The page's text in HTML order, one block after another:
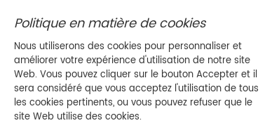
Nouvelles
Usine
Laboratoire
Information de l'entreprise
Se joindre à nous
Département des ventes
Politique en matière de cookies
Nous utiliserons des cookies pour personnaliser et
améliorer votre expérience d'utilisation de notre site
Web. Vous pouvez cliquer sur le bouton Accepter et il
sera considéré que vous acceptez l'utilisation de tous
les cookies pertinents, ou vous pouvez refuser que le
site Web utilise des cookies.